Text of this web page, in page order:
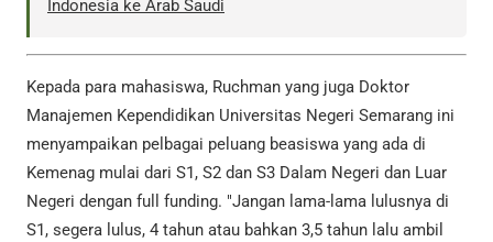
Indonesia ke Arab Saudi
Kepada para mahasiswa, Ruchman yang juga Doktor
Manajemen Kependidikan Universitas Negeri Semarang ini
menyampaikan pelbagai peluang beasiswa yang ada di
Kemenag mulai dari S1, S2 dan S3 Dalam Negeri dan Luar
Negeri dengan full funding. "Jangan lama-lama lulusnya di
S1, segera lulus, 4 tahun atau bahkan 3,5 tahun lalu ambil